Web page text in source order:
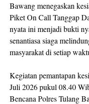
Bawang menegaskan
Piket On Call Tanggap
nyata ini menjadi bukti
senantiasa siaga
masyarakat di setiap
Kegiatan pemantapan
Juli 2026 pukul 08.40
Bencana Polres Tulang